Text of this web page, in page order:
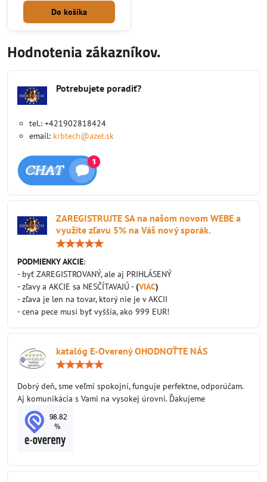
Do košíka
Hodnotenia zákazníkov.
Potrebujete poradiť?
tel.: +421902818424
email: krbtech@azet.sk
ZAREGISTRUJTE SA na našom novom WEBE a
využite zľavu 5% na Váš nový sporák.
PODMIENKY AKCIE:
- byť ZAREGISTROVANÝ, ale aj PRIHLÁSENÝ
- zľavy a AKCIE sa NESČÍTAVAJÚ -(VIAC)
- zľava je len na tovar, ktorý nie je v AKCII
- cena pece musí byť vyššia, ako 999 EUR!
katalóg E-Overený OHODNOŤTE NÁS
5
Dobrý deň, sme veľmi spokojní, funguje perfektne, odporúčam.
Aj komunikácia s Vami na vysokej úrovni. Ďakujeme